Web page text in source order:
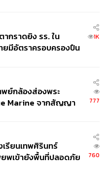
กราดยิง รร. ใน
ยมีอัตราครอบครองปืน
1K
ย์กล้องส่องพระ
Marine จากสัญญา
ะบุแบรนด์
777
เรียนเทพศิรินทร์
พเข้ายังพื้นที่ปลอดภัย
760